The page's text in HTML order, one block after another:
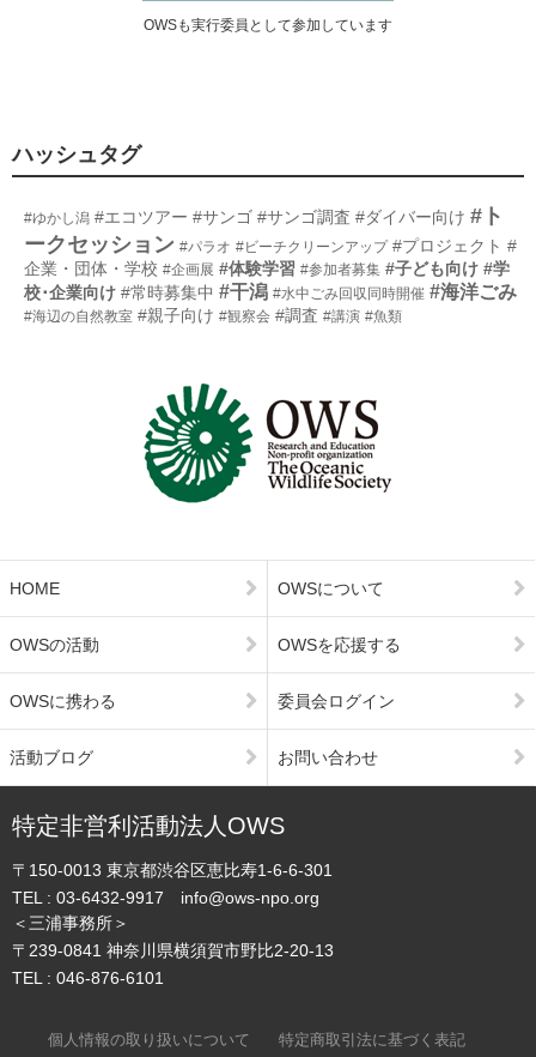
OWSも実行委員として参加しています
ハッシュタグ
#ゆかし潟 #エコツアー #サンゴ #サンゴ調査 #ダイバー向け #ト
ークセッション #パラオ #ビーチクリーンアップ #プロジェクト #
企業・団体・学校 #企画展 #体験学習 #参加者募集 #子ども向け #学
校･企業向け #常時募集中 #干潟 #水中ごみ回収同時開催 #海洋ごみ
#海辺の自然教室 #親子向け #観察会 #調査 #講演 #魚類
HOME
OWSの活動
OWSに携わる
活動ブログ
OWSについて
OWSを応援する
委員会ログイン
お問い合わせ
特定非営利活動法人OWS
〒150-0013 東京都渋谷区恵比寿1-6-6-301
TEL : 03-6432-9917
info@ows-npo.org
＜三浦事務所＞
〒239-0841 神奈川県横須賀市野比2-20-13
TEL : 046-876-6101
個人情報の取り扱いについて 特定商取引法に基づく表記